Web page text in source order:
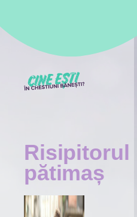
Risipitorul
pătimaș